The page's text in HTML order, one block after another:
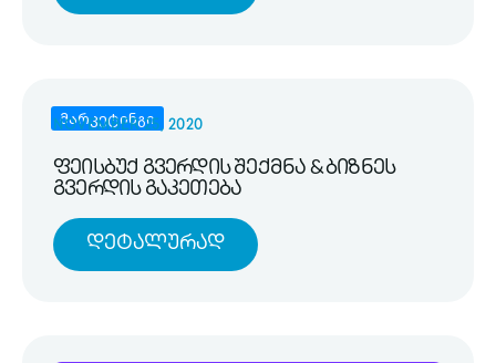
მარკეტინგი
NOVEMBER 25, 2020
ფეისბუქ გვერდის შექმნა & ბიზნეს
გვერდის გაკეთება
Დეტალურად